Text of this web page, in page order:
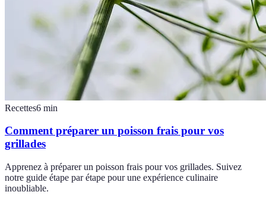
Recettes6 min
Comment préparer un poisson frais pour vos
grillades
Apprenez à préparer un poisson frais pour vos grillades. Suivez
notre guide étape par étape pour une expérience culinaire
inoubliable.